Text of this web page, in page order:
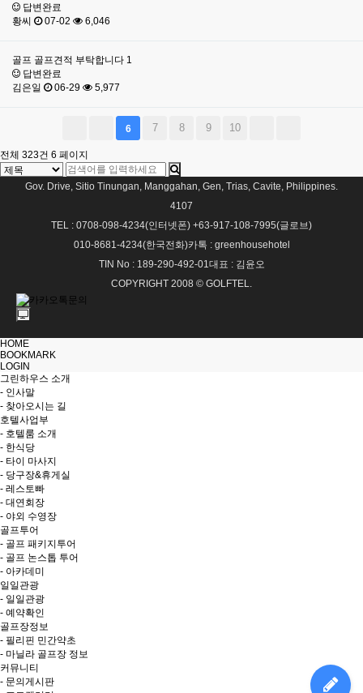
답변완료
황씨
07-02 6,046
골프 골프견적 부탁합니다 1
답변완료
김은일
06-29 5,977
6 7 8 9 10
전체 323건 6 페이지
Gov. Drive, Sitio Tinungan, Manggahan, Gen, Trias, Cavite, Philippines.
4107
TEL : 0708-098-4234(인터넷폰) +63-917-108-7995(글로브)
010-8681-4234(한국전화)카톡 : greenhousehotel
TIN No : 189-290-492-01대표 : 김윤오
COPYRIGHT 2008 © GOLFTEL.
HOME
BOOKMARK
LOGIN
그린하우스 소개
- 인사말
- 찾아오시는 길
호텔사업부
- 호텔룸 소개
- 한식당
- 타이 마사지
- 당구장&휴게실
- 레스토빠
- 대연회장
- 야외 수영장
골프투어
- 골프 패키지투어
- 골프 논스톱 투어
- 아카데미
일일관광
- 일일관광
- 예약확인
골프장정보
- 필리핀 민간약초
- 마닐라 골프장 정보
커뮤니티
- 문의게시판